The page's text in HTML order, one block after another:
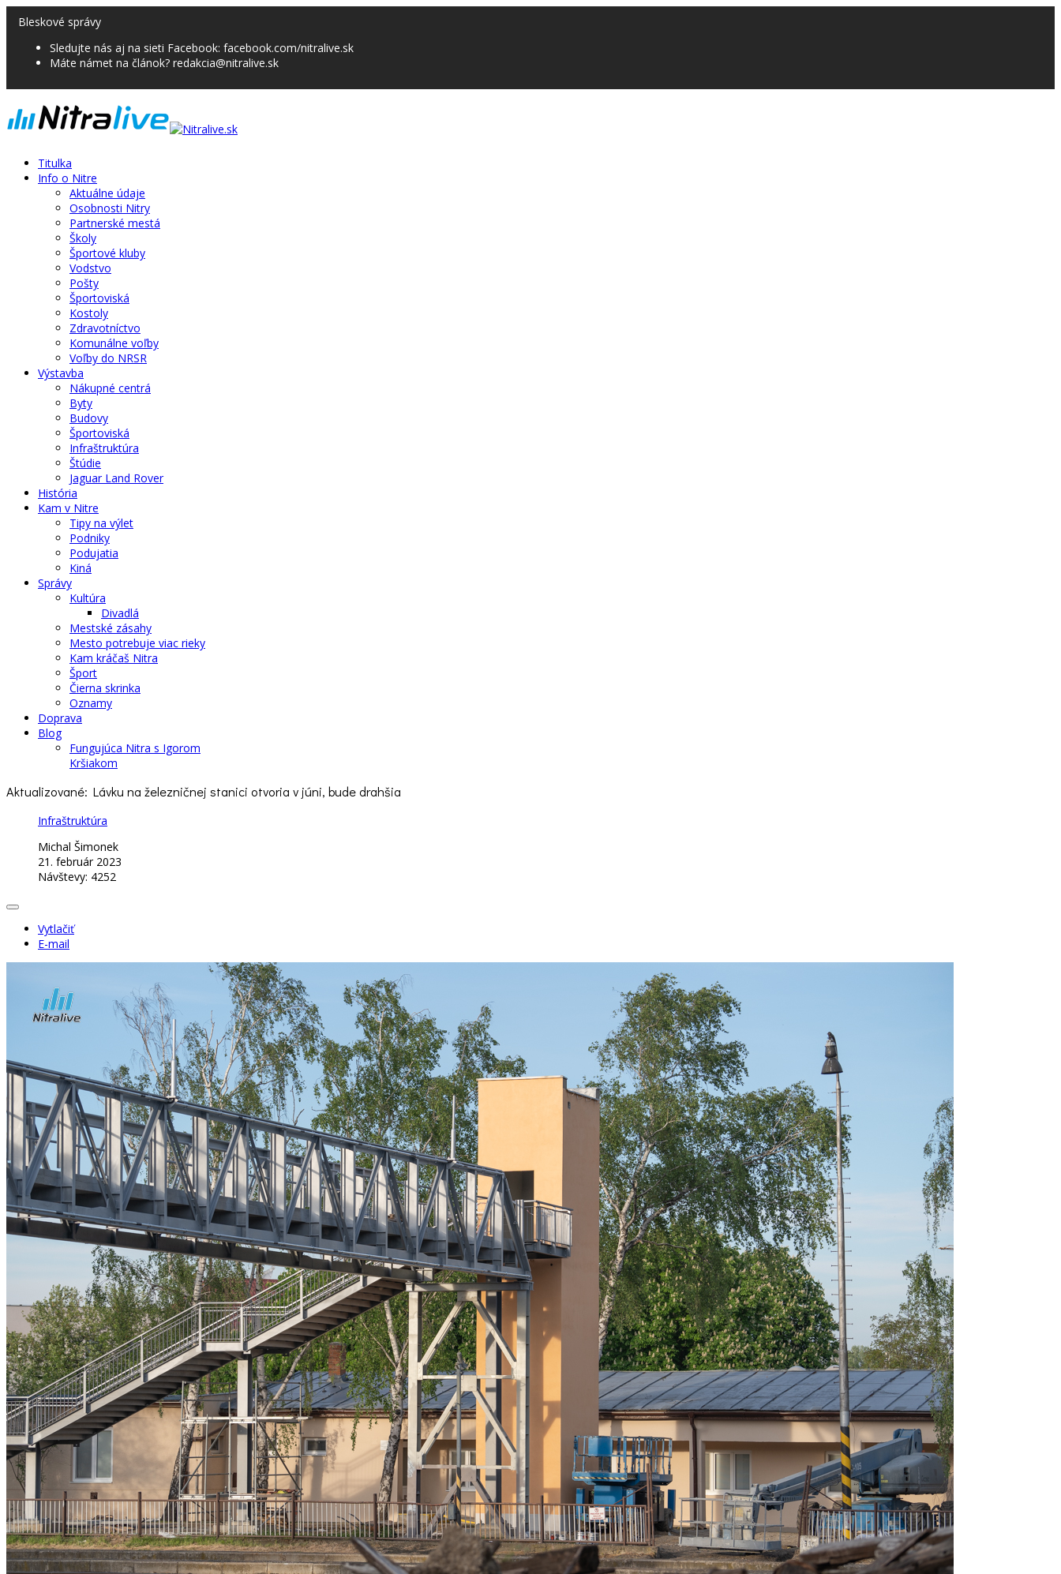
Bleskové správy
Sledujte nás aj na sieti Facebook: facebook.com/nitralive.sk
Máte námet na článok? redakcia@nitralive.sk
Titulka
Info o Nitre
Aktuálne údaje
Osobnosti Nitry
Partnerské mestá
Školy
Športové kluby
Vodstvo
Pošty
Športoviská
Kostoly
Zdravotníctvo
Komunálne voľby
Voľby do NRSR
Výstavba
Nákupné centrá
Byty
Budovy
Športoviská
Infraštruktúra
Štúdie
Jaguar Land Rover
História
Kam v Nitre
Tipy na výlet
Podniky
Podujatia
Kiná
Správy
Kultúra
Divadlá
Mestské zásahy
Mesto potrebuje viac rieky
Kam kráčaš Nitra
Šport
Čierna skrinka
Oznamy
Doprava
Blog
Fungujúca Nitra s Igorom
Kršiakom
Aktualizované: Lávku na železničnej stanici otvoria v júni, bude drahšia
Infraštruktúra
Michal Šimonek
21. február 2023
Návštevy: 4252
Vytlačiť
E-mail